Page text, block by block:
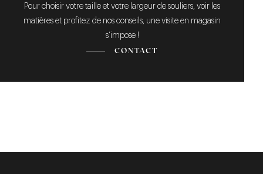
Pour choisir votre taille et votre largeur de souliers, voir les
matières et profitez de nos conseils, une visite en magasin
s’impose !
CONTACT